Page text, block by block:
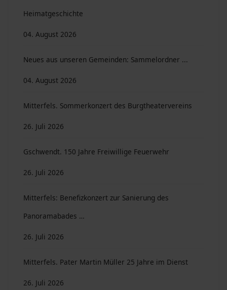
Heimatgeschichte
04. August 2026
Neues aus unseren Gemeinden: Sammelordner ...
04. August 2026
Mitterfels. Sommerkonzert des Burgtheatervereins
26. Juli 2026
Gschwendt. 150 Jahre Freiwillige Feuerwehr
26. Juli 2026
Mitterfels: Benefizkonzert zur Sanierung des
Panoramabades …
26. Juli 2026
Mitterfels. Pater Martin Müller 25 Jahre im Dienst
26. Juli 2026